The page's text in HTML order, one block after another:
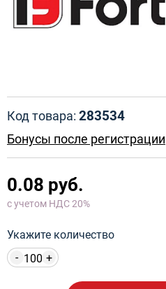
Код товара: 283534
Бонусы после регистрации
0.08 руб.
с учетом НДС 20%
Укажите количество
+
-